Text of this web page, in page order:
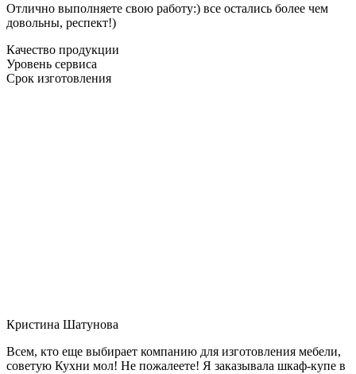
Отлично выполняете свою работу:) все остались более чем
довольны, респект!)
Качество продукции
Уровень сервиса
Срок изготовления
Кристина Шатунова
Всем, кто еще выбирает компанию для изготовления мебели,
советую Кухни мол! Не пожалеете! Я заказывала шкаф-купе в